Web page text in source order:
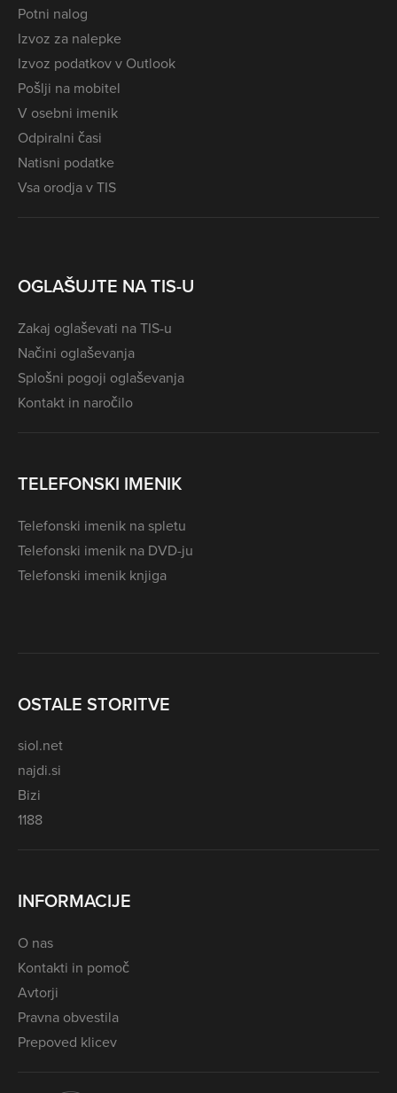
Potni nalog
Izvoz za nalepke
Izvoz podatkov v Outlook
Pošlji na mobitel
V osebni imenik
Odpiralni časi
Natisni podatke
Vsa orodja v TIS
OGLAŠUJTE NA TIS-U
Zakaj oglaševati na TIS-u
Načini oglaševanja
Splošni pogoji oglaševanja
Kontakt in naročilo
TELEFONSKI IMENIK
Telefonski imenik na spletu
Telefonski imenik na DVD-ju
Telefonski imenik knjiga
OSTALE STORITVE
siol.net
najdi.si
Bizi
1188
INFORMACIJE
O nas
Kontakti in pomoč
Avtorji
Pravna obvestila
Prepoved klicev